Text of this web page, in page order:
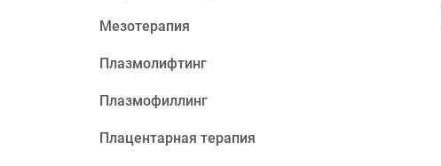
Мезотерапия
Плазмолифтинг
Плазмофиллинг
Плацентарная терапия